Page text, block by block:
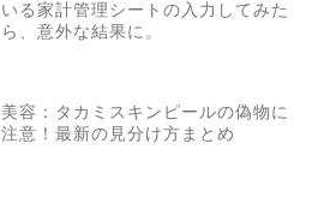
いる家計管理シートの入力してみた
ら、意外な結果に。
美容：タカミスキンピールの偽物に
注意！最新の見分け方まとめ